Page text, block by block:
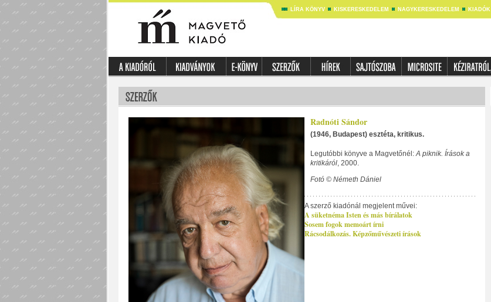
LÍRA KÖNYV KISKERESKEDELEM NAGYKERESKEDELEM KIADÓK
Radnóti Sándor
(1946, Budapest) esztéta, kritikus.
Legutóbbi könyve a Magvetőnél:A piknik. Írások a
kritikáról, 2000.
Fotó © Németh Dániel
A szerző kiadónál megjelent művei:
A süketnéma Isten és más bírálatok
Sosem fogok memoárt írni
Rácsodálkozás. Képzőművészeti írások